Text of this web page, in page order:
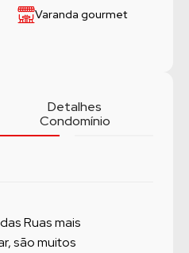
Varanda gourmet
Detalhes
Condomínio
Ruas mais
são muitos